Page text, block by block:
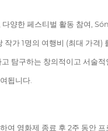
양한 페스티벌 활동 참여,
가 1명의 여행비 (최대 가격)
탐구하는 창의적이고 서술
됩니다.
영화제 종료 후 2주 동안